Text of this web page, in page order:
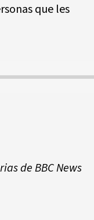
que les
de BBC News